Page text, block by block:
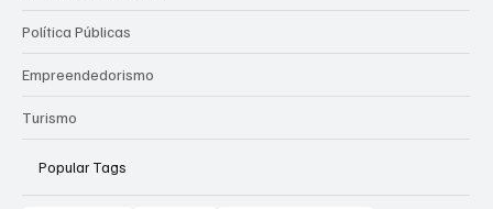
Política Públicas
Empreendedorismo
Turismo
Popular Tags